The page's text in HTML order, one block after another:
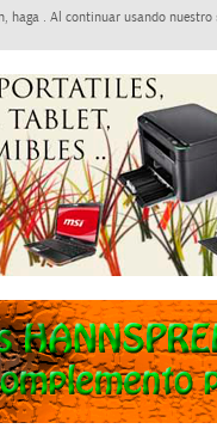
haga . Al continuar usando nuestro